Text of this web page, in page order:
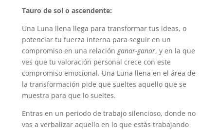
Tauro de sol o ascendente:
Una Luna llena llega para transformar tus ideas, o
potenciar tu fuerza interna para seguir en un
compromiso en una relación ganar-ganar, y en la que
ves que tu valoración personal crece con este
compromiso emocional. Una Luna llena en el área de
la transformación pide que sueltes aquello que se
muestra para que lo sueltes.
Entras en un periodo de trabajo silencioso, donde no
vas a verbalizar aquello en lo que estás trabajando